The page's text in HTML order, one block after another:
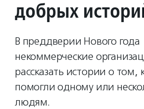
добрых
В преддверии Нового года
некоммерческие
рассказать истории о том,
помогли одному или
людям.